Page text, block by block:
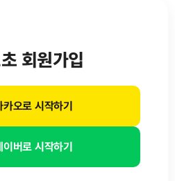
회원가입
이버로 시작하기
카오로 시작하기